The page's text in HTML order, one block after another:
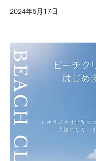
2024年5月17日